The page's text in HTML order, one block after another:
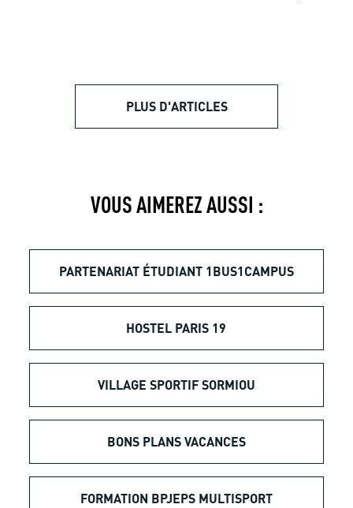
PLUS D'ARTICLES
VOUS AIMEREZ AUSSI :
PARTENARIAT ÉTUDIANT 1BUS1CAMPUS
HOSTEL PARIS 19
VILLAGE SPORTIF SORMIOU
BONS PLANS VACANCES
FORMATION BPJEPS MULTISPORT